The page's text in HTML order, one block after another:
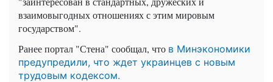
взаимовыгодных отношениях с этим мировым
государством".
Ранее портал "Стена" сообщал, что в Минэкономики
предупредили, что ждет украинцев с новым
трудовым кодексом.